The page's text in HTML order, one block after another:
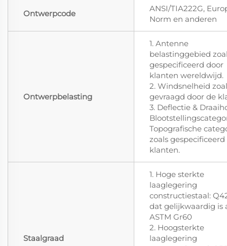
Ontwerpcode
ANSI/TIA222G,
Norm en anderen
Ontwerpbelasting
1. Antenne
belastinggebied
gespecificeerd door
klanten wereldwijd.
2. Windsnelheid
gevraagd door de
3. Deflectie &
Topografische
zoals
klanten.
Staalgraad
1. Hoge sterkte
laaglegering
constructiestaal:
dat gelijkwaardig is
ASTM Gr60
2. Hoogsterkte
laaglegering